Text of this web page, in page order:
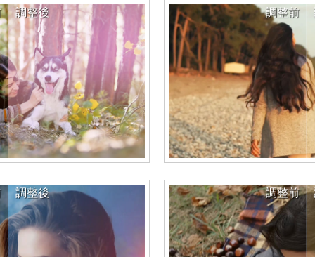
調整後 調整前
調整後 調整前